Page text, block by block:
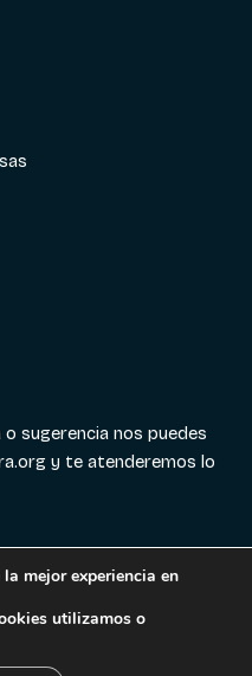
sugerencia nos puedes
y te atenderemos lo
mejor experiencia en
utilizamos o